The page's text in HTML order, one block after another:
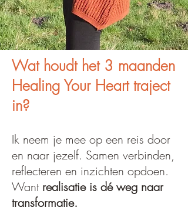
Wat houdt het 3 maanden
Healing Your Heart traject
in?
Ik neem je mee op een reis door
en naar jezelf. Samen verbinden,
reflecteren en inzichten opdoen.
Want realisatie is dé weg naar
transformatie.